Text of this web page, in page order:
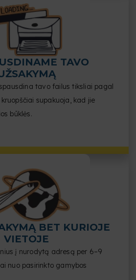
TAVO
tavo failus tiksliai pagal
supakuoja, kad jie
būklės.
BET KURIOJE
VIETOJE
į nurodytą adresą per 6–9
nuo pasirinkto gamybos